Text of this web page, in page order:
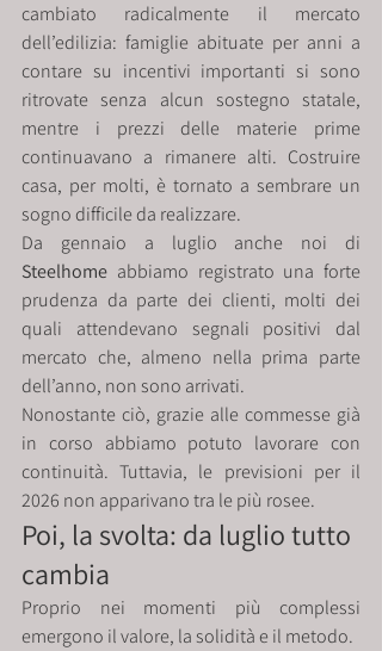
cambiato radicalmente il mercato
dell’edilizia: famiglie abituate per anni a
contare su incentivi importanti si sono
ritrovate senza alcun sostegno statale,
mentre i prezzi delle materie prime
continuavano a rimanere alti. Costruire
casa, per molti, è tornato a sembrare un
sogno difficile da realizzare.
Steelhome abbiamo registrato una forte
prudenza da parte dei clienti, molti dei
quali attendevano segnali positivi dal
mercato che, almeno nella prima parte
dell’anno, non sono arrivati.
Nonostante ciò, grazie alle commesse già
in corso abbiamo potuto lavorare con
continuità. Tuttavia, le previsioni per il
2026 non apparivano tra le più rosee.
Poi, la svolta: da luglio tutto
cambia
Proprio nei momenti più complessi
emergono il valore, la solidità e il metodo.